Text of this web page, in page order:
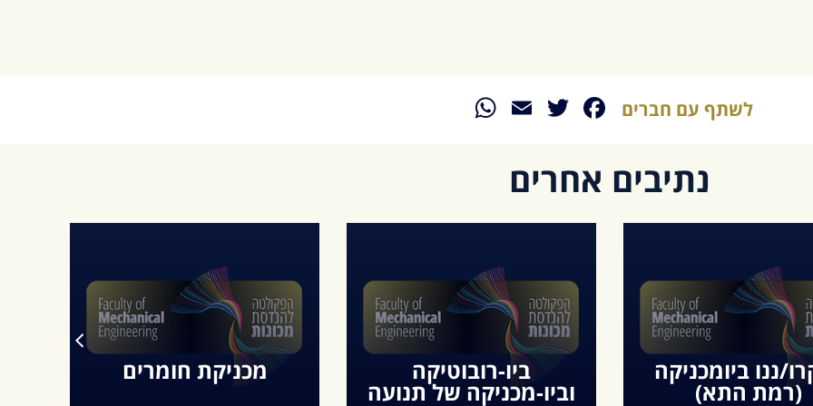
לשתף עם חברים Facebook
Twitter
Email
נתיבים אחרים
ננו ביומכניקה
(רמת התא)
ביו-רובוטיקה
וביו-מכניקה של תנועה
מכניקת חומרים